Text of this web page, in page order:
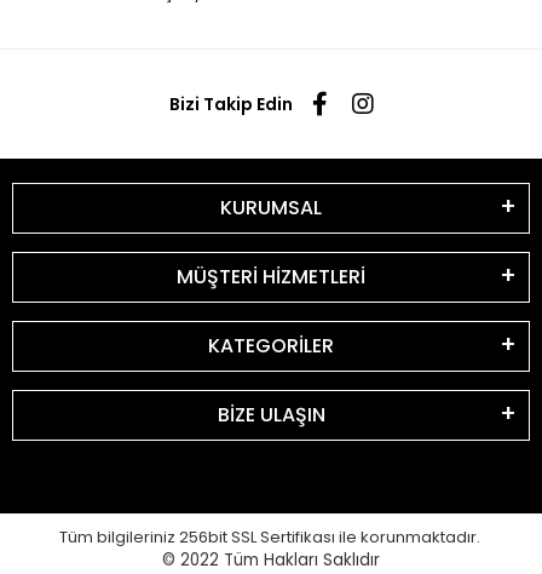
Bizi Takip Edin
KURUMSAL
MÜŞTERİ HİZMETLERİ
KATEGORİLER
BİZE ULAŞIN
Tüm bilgileriniz 256bit SSL Sertifikası ile korunmaktadır.
© 2022 Tüm Hakları Saklıdır